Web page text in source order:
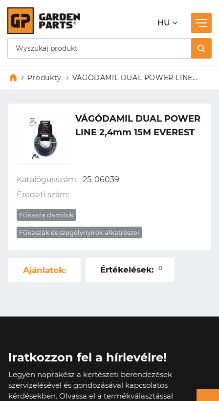
HU
Produkty
VÁGÓDAMIL DUAL POWER LINE
VÁGÓDAMIL DUAL POWER
LINE 2,4mm 15M EVEREST
Katalógusszám: 25-06039
Eredeti szám:
Fűkasza damilok
Fűkaszák és szegélynyírók alkatrészei
Ajánlatok: Értékelések: 0
Iratkozzon fel a hírlevélre!
Legyen naprakész a kertészeti berendezések
szervizelésével és gondozásával kapcsolatos
kérdésekben. Olvassa el a termékválasztással